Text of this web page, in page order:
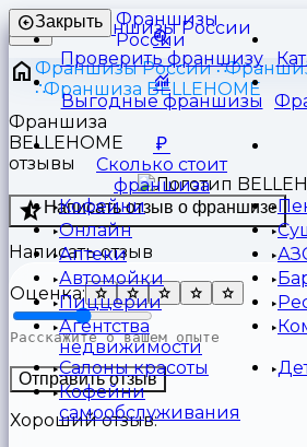
Франшизы
России
Закрыть
Проверить франшизу
Выгодные франшизы
Сколько стоит
франшиза
Кофейни
Онлайн
Аптеки
Автомойки
Пиццерии
Агентства
недвижимости
Салоны красоты
Кофейни
самообслуживания
Франшизы России
Франшиза BELLEHOME
Франшиза
BELLEHOME
отзывы
Написать отзыв о франшизе
Написать отзыв
Оценка:
Отправить отзыв
Хороший отзыв: